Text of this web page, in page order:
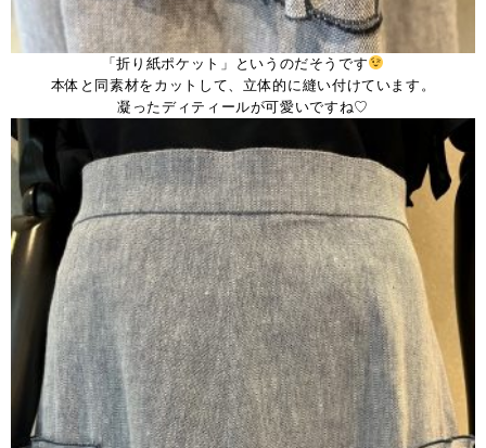
「折り紙ポケット」というのだそうです
本体と同素材をカットして、立体的に縫い付けています。
凝ったディティールが可愛いですね♡